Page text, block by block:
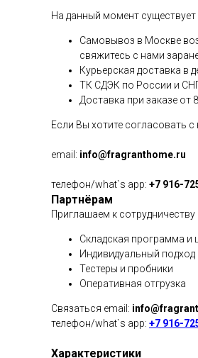
На данный момент
Самовывоз в Москве
свяжитесь с нами
Курьерская доставка в
ТК СДЭК по России и
Доставка при заказе от
Если Вы хотите согласовать
email: info@fragranthome.ru
телефон/what`s app: +7 916-
Партнёрам
Приглашаем к
Складская программа и
Индивидуальный
Тестеры и пробники
Оперативная отгрузка
Связаться email:
телефон/what`s app: +7 916-
Характеристики